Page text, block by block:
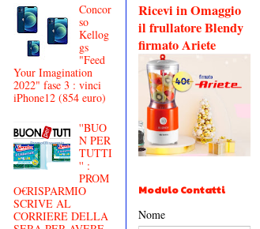
Concor
so
Kellog
gs
"Feed
Your Imagination
2022" fase 3 : vinci
iPhone12 (854 euro)
''BUO
N PER
TUTTI
'' :
PROM
O€RISPARMIO
SCRIVE AL
CORRIERE DELLA
Ricevi in Omaggio
il frullatore Blendy
firmato Ariete
Modulo Contatti
Nome